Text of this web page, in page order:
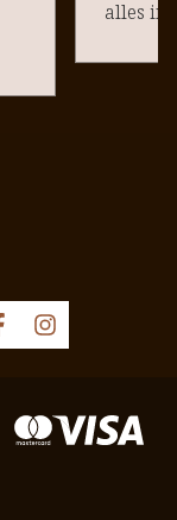
alles in